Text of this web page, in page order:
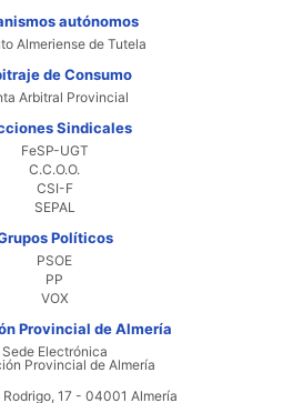
autónomos
Almeriense de Tutela
de Consumo
Arbitral Provincial
Sindicales
FeSP-UGT
C.C.O.O.
CSI-F
SEPAL
Políticos
PSOE
PP
VOX
Provincial de Almería
Sede Electrónica
Provincial de Almería
17 - 04001 Almería